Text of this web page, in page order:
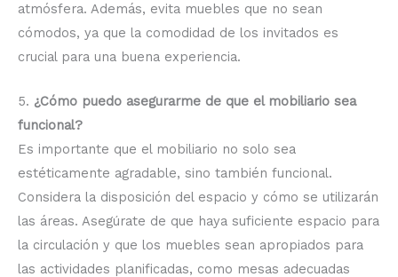
atmósfera. Además, evita muebles que no sean
cómodos, ya que la comodidad de los invitados es
crucial para una buena experiencia.
5. ¿Cómo puedo asegurarme de que el mobiliario sea
funcional?
Es importante que el mobiliario no solo sea
estéticamente agradable, sino también funcional.
Considera la disposición del espacio y cómo se utilizarán
las áreas. Asegúrate de que haya suficiente espacio para
la circulación y que los muebles sean apropiados para
las actividades planificadas, como mesas adecuadas